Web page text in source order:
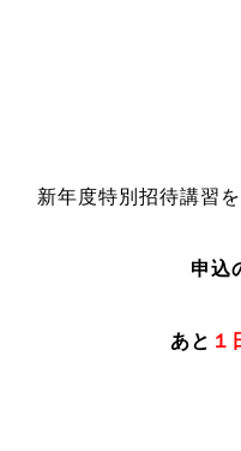
新年度特別招待講習を
申込
あと １